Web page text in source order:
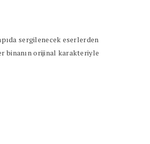
sergilenecek eserlerden
binanın orijinal karakteriyle